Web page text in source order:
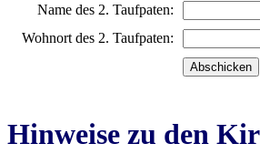
Name des 2. Taufpaten:
Wohnort des 2. Taufpaten:
Hinweise zu den